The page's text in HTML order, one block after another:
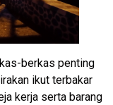
berkas penting
ikut terbakar
kerja serta barang